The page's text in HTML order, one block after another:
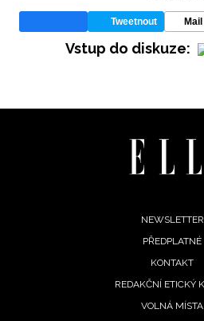
Tweetnout Mail
Vstup do diskuze:
NEWSLETTER
PŘEDPLATNÉ
KONTAKT
REDAKČNÍ ETICKÝ
VOLNÁ MÍSTA